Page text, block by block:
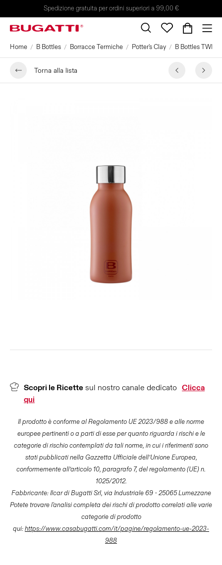
Spedizione gratuita per ordini superiori a 99,00 €
Home B Bottles Borracce Termiche Potter's Clay B Bottles TWIN
Torna alla lista
Scopri le Ricette sul nostro canale dedicato Clicca
qui
Il prodotto è conforme al Regolamento UE 2023/988 e alle norme
europee pertinenti o a parti di esse per quanto riguarda i rischi e le
categorie di rischio contemplati da tali norme, in cui i riferimenti sono
stati pubblicati nella Gazzetta Ufficiale dell’Unione Europea,
conformemente all’articolo 10, paragrafo 7, del regolamento (UE) n.
1025/2012.
Fabbricante: Ilcar di Bugatti Srl, via Industriale 69 - 25065 Lumezzane
Potete trovare l'analisi completa dei rischi di prodotto correlati alle varie
categorie di prodotto
qui:https://www.casabugatti.com/it/pagine/regolamento-ue-2023-
988